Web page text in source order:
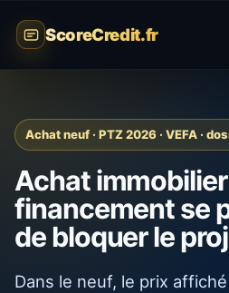
ScoreCredit.fr
Achat neuf · PTZ 2026 · VEFA ·
Achat
financement se
de bloquer le
Dans le neuf, le prix